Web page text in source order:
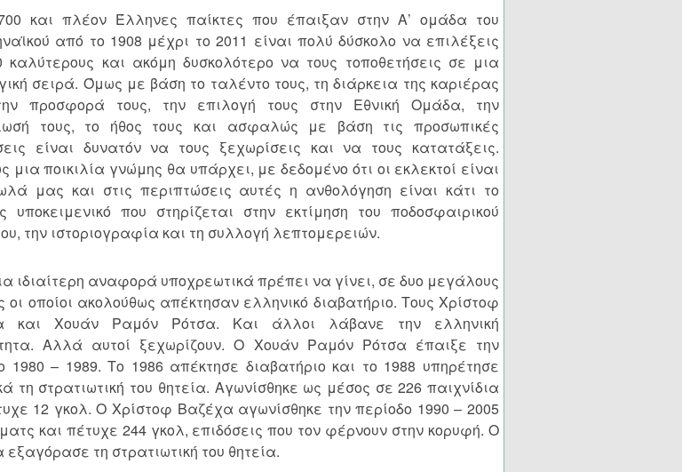
και πλέον Έλληνες παίκτες που έπαιξαν στην Α’ ομάδα του
από το 1908 μέχρι το 2011 είναι πολύ δύσκολο να επιλέξεις
καλύτερους και ακόμη δυσκολότερο να τους τοποθετήσεις σε μια
σειρά. Όμως με βάση το ταλέντο τους, τη διάρκεια της καριέρας
προσφορά τους, την επιλογή τους στην Εθνική Ομάδα, την
τους, το ήθος τους και ασφαλώς με βάση τις προσωπικές
είναι δυνατόν να τους ξεχωρίσεις και να τους κατατάξεις.
μια ποικιλία γνώμης θα υπάρχει, με δεδομένο ότι οι εκλεκτοί είναι
μας και στις περιπτώσεις αυτές η ανθολόγηση είναι κάτι το
υποκειμενικό που στηρίζεται στην εκτίμηση του ποδοσφαιρικού
την ιστοριογραφία και τη συλλογή λεπτομερειών.
ιδιαίτερη αναφορά υποχρεωτικά πρέπει να γίνει, σε δυο μεγάλους
οι οποίοι ακολούθως απέκτησαν ελληνικό διαβατήριο. Τους Χρίστοφ
και Χουάν Ραμόν Ρότσα. Και άλλοι λάβανε την ελληνική
Αλλά αυτοί ξεχωρίζουν. Ο Χουάν Ραμόν Ρότσα έπαιξε την
1980 – 1989. Το 1986 απέκτησε διαβατήριο και το 1988 υπηρέτησε
τη στρατιωτική του θητεία. Αγωνίσθηκε ως μέσος σε 226 παιχνίδια
12 γκολ. Ο Χρίστοφ Βαζέχα αγωνίσθηκε την περίοδο 1990 – 2005
και πέτυχε 244 γκολ, επιδόσεις που τον φέρνουν στην κορυφή. Ο
τη στρατιωτική του θητεία.